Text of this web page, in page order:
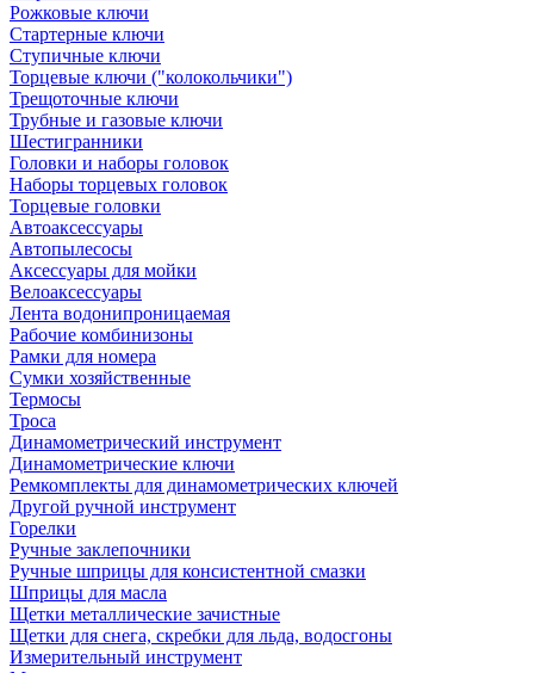
Рожковые ключи
Стартерные ключи
Ступичные ключи
Торцевые ключи ("колокольчики")
Трещоточные ключи
Трубные и газовые ключи
Шестигранники
Головки и наборы головок
Наборы торцевых головок
Торцевые головки
Автоаксессуары
Автопылесосы
Аксессуары для мойки
Велоаксессуары
Лента водонипроницаемая
Рабочие комбинизоны
Рамки для номера
Сумки хозяйственные
Термосы
Троса
Динамометрический инструмент
Динамометрические ключи
Ремкомплекты для динамометрических ключей
Другой ручной инструмент
Горелки
Ручные заклепочники
Ручные шприцы для консистентной смазки
Шприцы для масла
Щетки металлические зачистные
Щетки для снега, скребки для льда, водосгоны
Измерительный инструмент